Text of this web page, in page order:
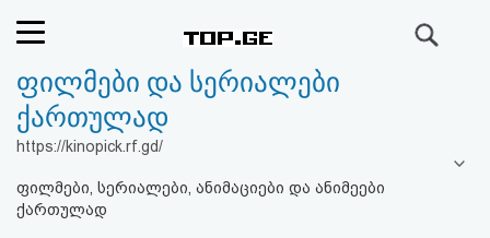
რეიტინგი
(მთავარი)
ფოსტა
ფილმები და სერიალები
ქართულად
https://kinopick.rf.gd/
ფილმები, სერიალები, ანიმაციები და ანიმეები
ქართულად